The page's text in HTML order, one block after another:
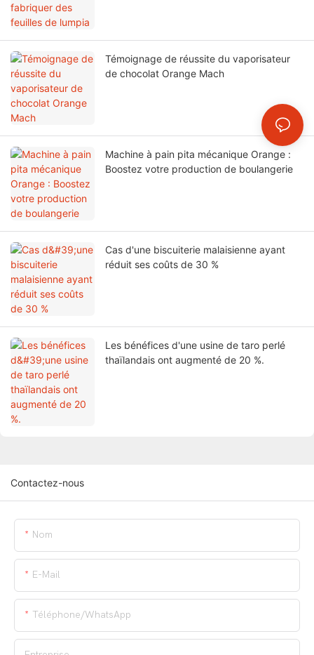
Témoignage de réussite du vaporisateur
de chocolat Orange Mach
Machine à pain pita mécanique Orange :
Boostez votre production de boulangerie
Cas d'une biscuiterie malaisienne ayant
réduit ses coûts de 30 %
Les bénéfices d'une usine de taro perlé
thaïlandais ont augmenté de 20 %.
Contactez-nous
Nom
E-Mail
Téléphone/WhatsApp